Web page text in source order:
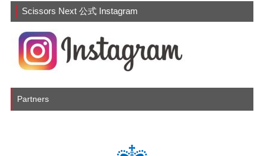
e
b
o
o
k
er
a
e
Scissors Next 公式 Instagram
Partners